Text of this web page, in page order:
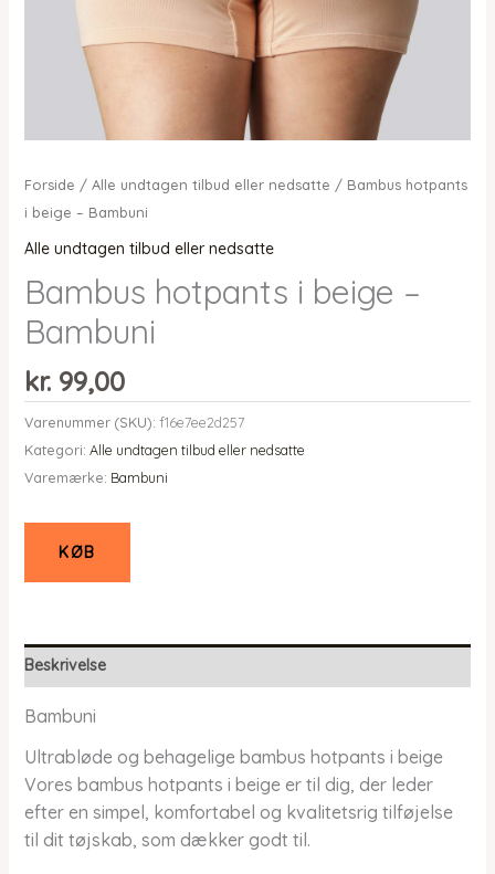
Forside / Alle undtagen tilbud eller nedsatte / Bambus hotpants
i beige – Bambuni
Alle undtagen tilbud eller nedsatte
Bambus hotpants i beige –
Bambuni
kr.99,00
Varenummer (SKU): f16e7ee2d257
Kategori: Alle undtagen tilbud eller nedsatte
Varemærke: Bambuni
KØB
Beskrivelse
Bambuni
Ultrabløde og behagelige bambus hotpants i beige
Vores bambus hotpants i beige er til dig, der leder
efter en simpel, komfortabel og kvalitetsrig tilføjelse
til dit tøjskab, som dækker godt til.